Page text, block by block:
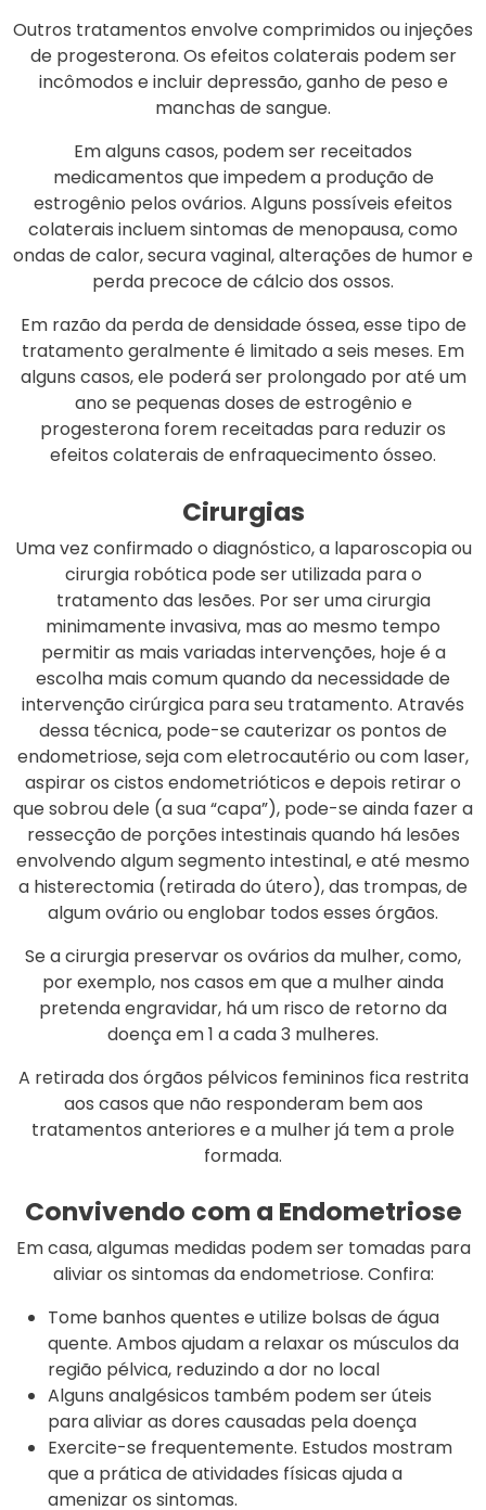
Outros tratamentos envolve comprimidos ou injeções
de progesterona. Os efeitos colaterais podem ser
incômodos e incluir depressão, ganho de peso e
manchas de sangue.
Em alguns casos, podem ser receitados
medicamentos que impedem a produção de
estrogênio pelos ovários. Alguns possíveis efeitos
colaterais incluem sintomas de menopausa, como
ondas de calor, secura vaginal, alterações de humor e
perda precoce de cálcio dos ossos.
Em razão da perda de densidade óssea, esse tipo de
tratamento geralmente é limitado a seis meses. Em
alguns casos, ele poderá ser prolongado por até um
ano se pequenas doses de estrogênio e
progesterona forem receitadas para reduzir os
efeitos colaterais de enfraquecimento ósseo.
Cirurgias
Uma vez confirmado o diagnóstico, a laparoscopia ou
cirurgia robótica pode ser utilizada para o
tratamento das lesões. Por ser uma cirurgia
minimamente invasiva, mas ao mesmo tempo
permitir as mais variadas intervenções, hoje é a
escolha mais comum quando da necessidade de
intervenção cirúrgica para seu tratamento. Através
dessa técnica, pode-se cauterizar os pontos de
endometriose, seja com eletrocautério ou com laser,
aspirar os cistos endometrióticos e depois retirar o
que sobrou dele (a sua “capa”), pode-se ainda fazer a
ressecção de porções intestinais quando há lesões
envolvendo algum segmento intestinal, e até mesmo
a histerectomia (retirada do útero), das trompas, de
algum ovário ou englobar todos esses órgãos.
Se a cirurgia preservar os ovários da mulher, como,
por exemplo, nos casos em que a mulher ainda
pretenda engravidar, há um risco de retorno da
doença em 1 a cada 3 mulheres.
A retirada dos órgãos pélvicos femininos fica restrita
aos casos que não responderam bem aos
tratamentos anteriores e a mulher já tem a prole
formada.
Convivendo com a Endometriose
Em casa, algumas medidas podem ser tomadas para
aliviar os sintomas da endometriose. Confira:
Tome banhos quentes e utilize bolsas de água
quente. Ambos ajudam a relaxar os músculos da
região pélvica, reduzindo a dor no local
Alguns analgésicos também podem ser úteis
para aliviar as dores causadas pela doença
Exercite-se frequentemente. Estudos mostram
que a prática de atividades físicas ajuda a
amenizar os sintomas.